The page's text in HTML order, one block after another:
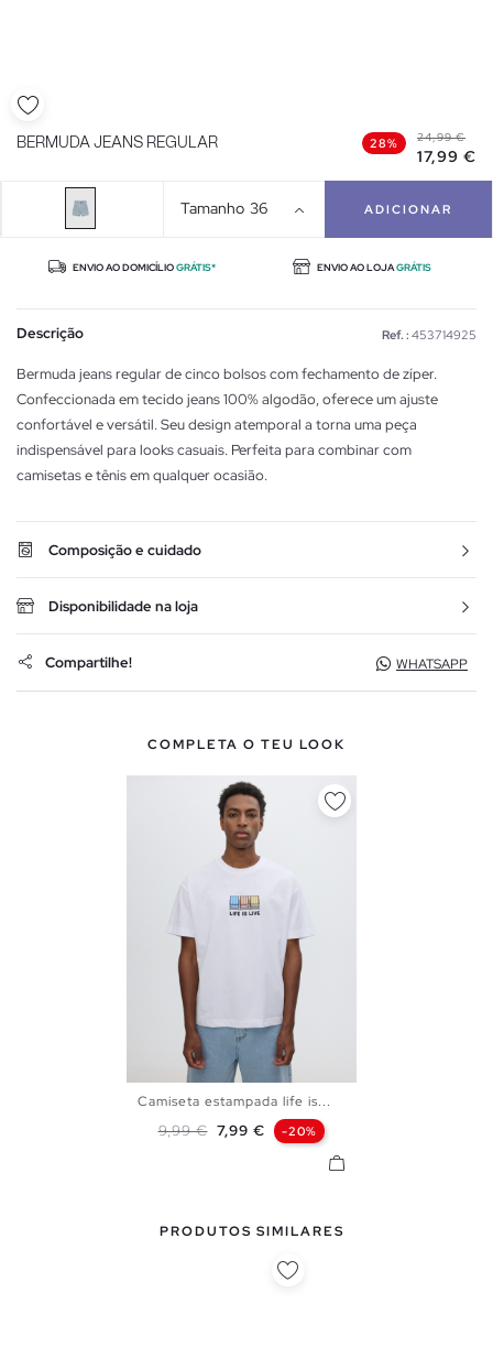
BERMUDA JEANS REGULAR 28% 24,99 €
17,99 €
Tamanho 36 ADICIONAR
ENVIO AO DOMICÍLIOGRÁTIS* ENVIO AO LOJAGRÁTIS
Descrição Ref. : 453714925
Bermuda jeans regular de cinco bolsos com fechamento de zíper.
Confeccionada em tecido jeans 100% algodão, oferece um ajuste
confortável e versátil. Seu design atemporal a torna uma peça
indispensável para looks casuais. Perfeita para combinar com
camisetas e tênis em qualquer ocasião.
Composição e cuidado
Disponibilidade na loja
Compartilhe! WHATSAPP
COMPLETA O TEU LOOK
Camiseta estampada life is...
Preço normal
9,99 € Preço
7,99 € -20%
PRODUTOS SIMILARES